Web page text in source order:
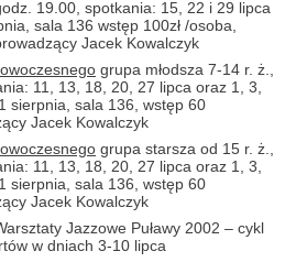
19.00, spotkania: 15, 22 i 29 lipca
sala 136 wstęp 100zł /osoba,
Jacek Kowalczyk
grupa młodsza 7-14 r. ż.,
11, 13, 18, 20, 27 lipca oraz 1, 3,
sierpnia, sala 136, wstęp 60
Jacek Kowalczyk
grupa starsza od 15 r. ż.,
11, 13, 18, 20, 27 lipca oraz 1, 3,
sierpnia, sala 136, wstęp 60
Jacek Kowalczyk
Jazzowe Puławy 2002 – cykl
w dniach 3-10 lipca